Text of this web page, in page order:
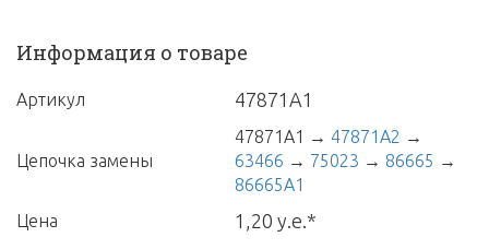
Информация о товаре
Артикул 47871A1
Цепочка замены
47871A1 → 47871A2 →
63466 → 75023 → 86665 →
86665A1
Цена
1,20 у.е.*